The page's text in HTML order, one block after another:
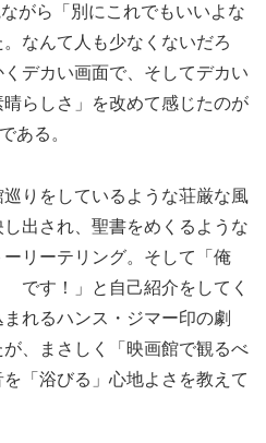
がら「別にこれでもいいよな
なんて人も少なくないだろ
デカい画面で、そしてデカい
らしさ」を改めて感じたのが
ある。
りをしているような荘厳な風
出され、聖書をめくるような
リーテリング。そして「俺
す！」と自己紹介をしてく
れるハンス・ジマー印の劇
、まさしく「映画館で観るべ
「浴びる」心地よさを教えて